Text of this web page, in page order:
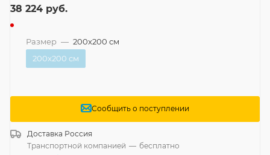
38 224 руб.
Размер — 200x200 см
200x200 см
Сообщить о поступлении
Доставка Россия
Транспортной компанией — бесплатно